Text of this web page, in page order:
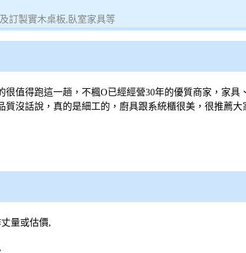
訂製實木桌板,臥室家具等
值得跑這一趟，不楓O已經經營30年的優質商家，家
質沒話說，真的是細工的，廚具跟系統櫃很美，很推薦大
量或估價,